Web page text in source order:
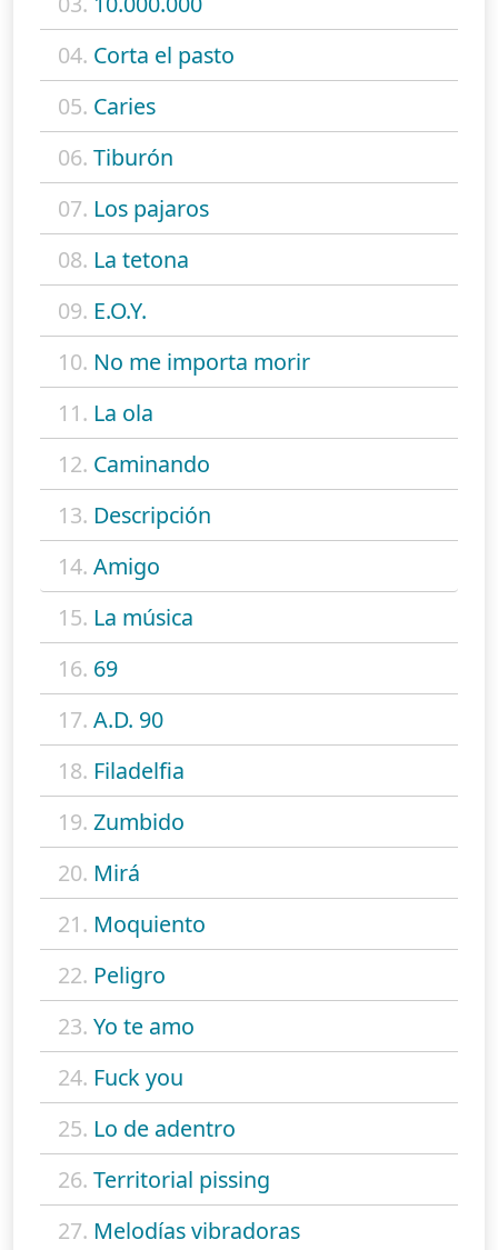
04. Corta el pasto
05. Caries
06. Tiburón
07. Los pajaros
08. La tetona
09. E.O.Y.
10. No me importa morir
11. La ola
12. Caminando
13. Descripción
14. Amigo
15. La música
16. 69
17. A.D. 90
18. Filadelfia
19. Zumbido
20. Mirá
21. Moquiento
22. Peligro
23. Yo te amo
24. Fuck you
25. Lo de adentro
26. Territorial pissing
27. Melodías vibradoras